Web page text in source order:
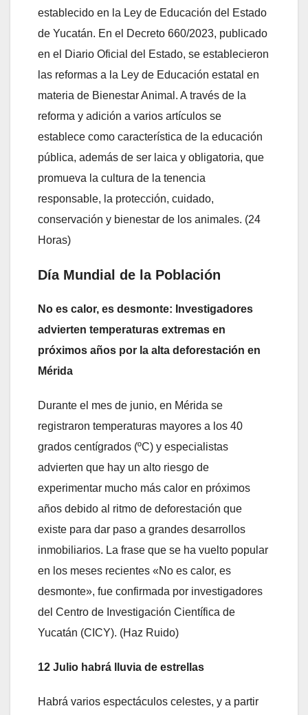
establecido en la Ley de Educación del Estado
de Yucatán. En el Decreto 660/2023, publicado
en el Diario Oficial del Estado, se establecieron
las reformas a la Ley de Educación estatal en
materia de Bienestar Animal. A través de la
reforma y adición a varios artículos se
establece como característica de la educación
pública, además de ser laica y obligatoria, que
promueva la cultura de la tenencia
responsable, la protección, cuidado,
conservación y bienestar de los animales. (24
Horas)
Día Mundial de la Población
No es calor, es desmonte: Investigadores
advierten temperaturas extremas en
próximos años por la alta deforestación en
Mérida
Durante el mes de junio, en Mérida se
registraron temperaturas mayores a los 40
grados centígrados (ºC) y especialistas
advierten que hay un alto riesgo de
experimentar mucho más calor en próximos
años debido al ritmo de deforestación que
existe para dar paso a grandes desarrollos
inmobiliarios. La frase que se ha vuelto popular
en los meses recientes «No es calor, es
desmonte», fue confirmada por investigadores
del Centro de Investigación Científica de
Yucatán (CICY). (Haz Ruido)
12 Julio habrá lluvia de estrellas
Habrá varios espectáculos celestes, y a partir